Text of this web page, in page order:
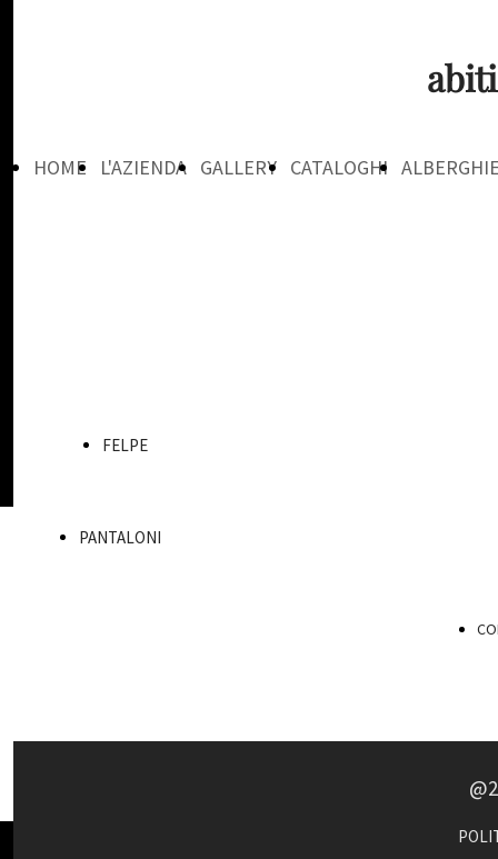
HOME L'AZIENDA GALLERY CATALOGHI
FELPE
PANTALONI